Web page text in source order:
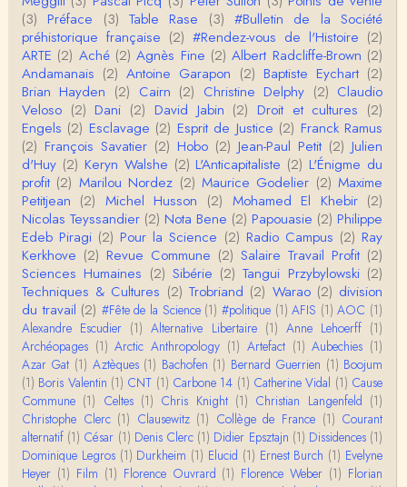
Pour ce qui est des effets de la variole, ils ont en
effet été catastrophiques 'une manière géné…
Roland Chaudat
L'histoire des populations autochtones profite certai
nement de ces reconstitutions dont la visit…
Anonymous
Je viens de regarder une vidéo de Pascal Picq sur
"le blob" à l'instant. Mon premier r…
Yves Le Dantec
En effet, par "hiérarchie" j'entendais surtout ce que
tu entends dans ton second point…
Claude Julien
« Nous n’avons pas cessé, de toute évidence, d’êt
re ‘ethnocentriques’. Mais nous n’en sommes pas m
oi…
Christophe Darmangeat
Encore une fois, l'histoire de la hiérarchie ne me s
emble pas être le bon angle de discussion – …
Christophe Darmangeat
Évidemment, de toute façon c'est toujours de ma f
aute. ;-)
(3) Préface (3) Table Rase (3) #Bulletin de la Société
préhistorique française (2) #Rendez-vous de l'Histoire (2)
ARTE (2) Aché (2) Agnès Fine (2) Albert Radcliffe-Brown (2)
Andamanais (2) Antoine Garapon (2) Baptiste Eychart (2)
Brian Hayden (2) Cairn (2) Christine Delphy (2) Claudio
Veloso (2) Dani (2) David Jabin (2) Droit et cultures (2)
Engels (2) Esclavage (2) Esprit de Justice (2) Franck Ramus
(2) François Savatier (2) Hobo (2) Jean-Paul Petit (2) Julien
d'Huy (2) Keryn Walshe (2) L'Anticapitaliste (2) L'Énigme du
profit (2) Marilou Nordez (2) Maurice Godelier (2) Maxime
Petitjean (2) Michel Husson (2) Mohamed El Khebir (2)
Nicolas Teyssandier (2) Nota Bene (2) Papouasie (2) Philippe
Edeb Piragi (2) Pour la Science (2) Radio Campus (2) Ray
Kerkhove (2) Revue Commune (2) Salaire Travail Profit (2)
Sciences Humaines (2) Sibérie (2) Tangui Przybylowski (2)
Techniques & Cultures (2) Trobriand (2) Warao (2) division
du travail (2) #Fête de la Science (1) #politique (1) AFIS (1) AOC (1)
Alexandre Escudier (1) Alternative Libertaire (1) Anne Lehoerff (1)
Archéopages (1) Arctic Anthropology (1) Artefact (1) Aubechies (1)
Azar Gat (1) Aztèques (1) Bachofen (1) Bernard Guerrien (1) Boojum
(1) Boris Valentin (1) CNT (1) Carbone 14 (1) Catherine Vidal (1) Cause
Commune (1) Celtes (1) Chris Knight (1) Christian Langenfeld (1)
Christophe Clerc (1) Clausewitz (1) Collège de France (1) Courant
alternatif (1) César (1) Denis Clerc (1) Didier Epsztajn (1) Dissidences (1)
Dominique Legros (1) Durkheim (1) Elucid (1) Ernest Burch (1) Evelyne
Heyer (1) Film (1) Florence Ouvrard (1) Florence Weber (1) Florian